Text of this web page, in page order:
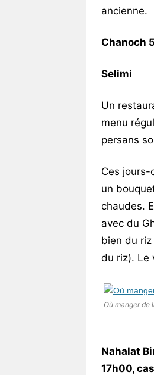
ancienne.
Chanoch
Selimi
Un
menu
persans
Ces jours-
un
chaudes.
avec du
bien du
du riz). Le
Où manger de
Nahalat
17h00,